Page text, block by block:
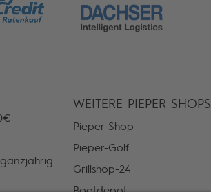
WEITERE PIEPER-SHOPS
Pieper-Shop
Pieper-Golf
Grillshop-24